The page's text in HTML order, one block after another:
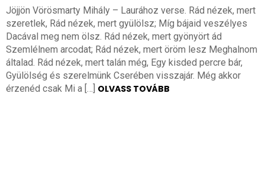
Jöjjön Vörösmarty Mihály – Laurához verse. Rád nézek, mert
szeretlek, Rád nézek, mert gyülölsz; Míg bájaid veszélyes
Dacával meg nem ölsz. Rád nézek, mert gyönyört ád
Szemlélnem arcodat; Rád nézek, mert öröm lesz Meghalnom
általad. Rád nézek, mert talán még, Egy kisded percre bár,
Gyülölség és szerelmünk Cserében visszajár. Még akkor
érzenéd csak Mi a […] OLVASS TOVÁBB